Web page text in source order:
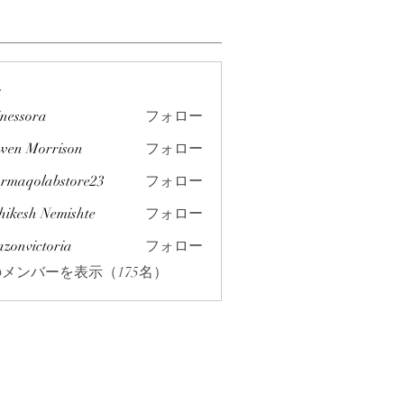
フォロー
Morrison
フォロー
フォロー
Nemishte
フォロー
フォロー
ンバーを表示（175名）